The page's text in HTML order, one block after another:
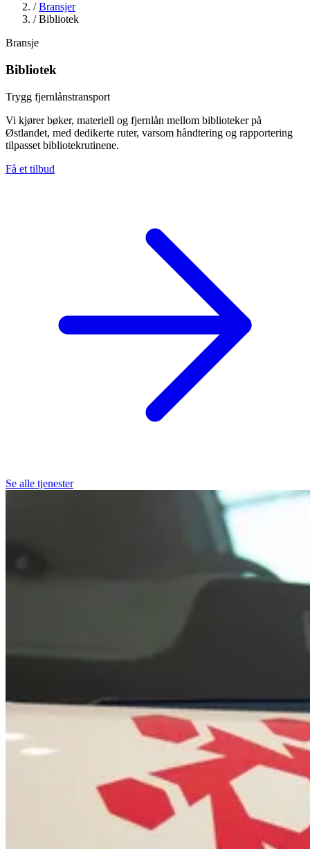
/ Bransjer
/ Bibliotek
Bransje
Bibliotek
Trygg fjernlånstransport
Vi kjører bøker, materiell og fjernlån mellom biblioteker på
Østlandet, med dedikerte ruter, varsom håndtering og rapportering
tilpasset bibliotekrutinene.
Få et tilbud
Se alle tjenester